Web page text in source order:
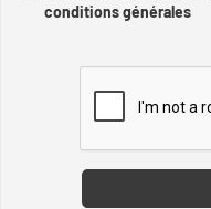
conditions générales